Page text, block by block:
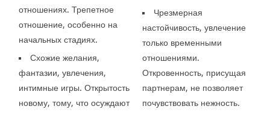
отношениях. Трепетное
отношение, особенно на
начальных стадиях.
Схожие желания,
фантазии, увлечения,
интимные игры. Открытость
новому, тому, что осуждают
Чрезмерная
настойчивость, увлечение
только временными
отношениями.
Откровенность, присущая
партнерам, не позволяет
почувствовать нежность.